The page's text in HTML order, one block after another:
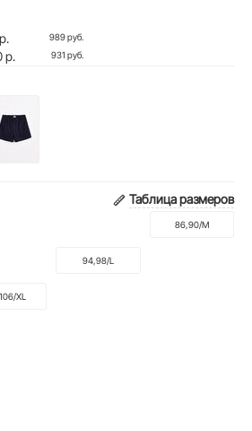
989 руб.
р. 931 руб.
Таблица размеров
86,90/M
94,98/L
XL